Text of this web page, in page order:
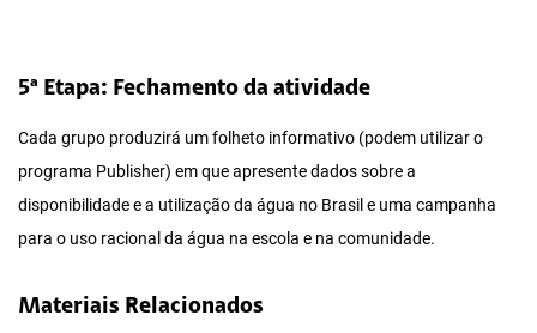
5ª Etapa: Fechamento da atividade
Cada grupo produzirá um folheto informativo (podem utilizar o
programa Publisher) em que apresente dados sobre a
disponibilidade e a utilização da água no Brasil e uma campanha
para o uso racional da água na escola e na comunidade.
Materiais Relacionados